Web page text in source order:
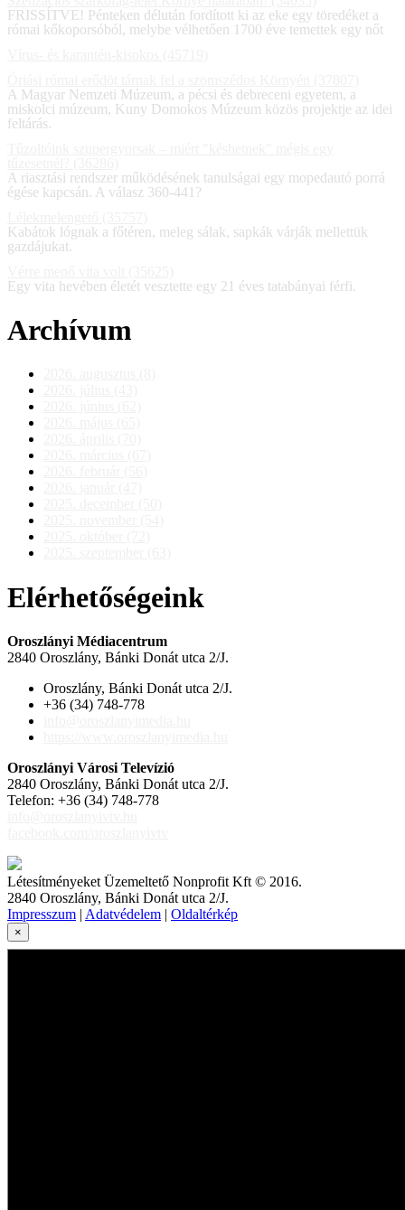
FRISSÍTVE! Pénteken délután fordított ki az eke egy töredéket a
római kőkoporsóból, melybe vélhetően 1700 éve temettek egy nőt
A Magyar Nemzeti Múzeum, a pécsi és debreceni egyetem, a
miskolci múzeum, Kuny Domokos Múzeum közös projektje az idei
feltárás.
A riasztási rendszer működésének tanulságai egy mopedautó porrá
égése kapcsán. A válasz 360-441?
Kabátok lógnak a főtéren, meleg sálak, sapkák várják mellettük
gazdájukat.
Egy vita hevében életét vesztette egy 21 éves tatabányai férfi.
Archívum
Elérhetőségeink
Oroszlányi Médiacentrum
2840 Oroszlány, Bánki Donát utca 2/J.
Oroszlány, Bánki Donát utca 2/J.
+36 (34) 748-778
Oroszlányi Városi Televízió
2840 Oroszlány, Bánki Donát utca 2/J.
Telefon: +36 (34) 748-778
Létesítményeket Üzemeltető Nonprofit Kft © 2016.
2840 Oroszlány, Bánki Donát utca 2/J.
Impresszum | Adatvédelem | Oldaltérkép
×